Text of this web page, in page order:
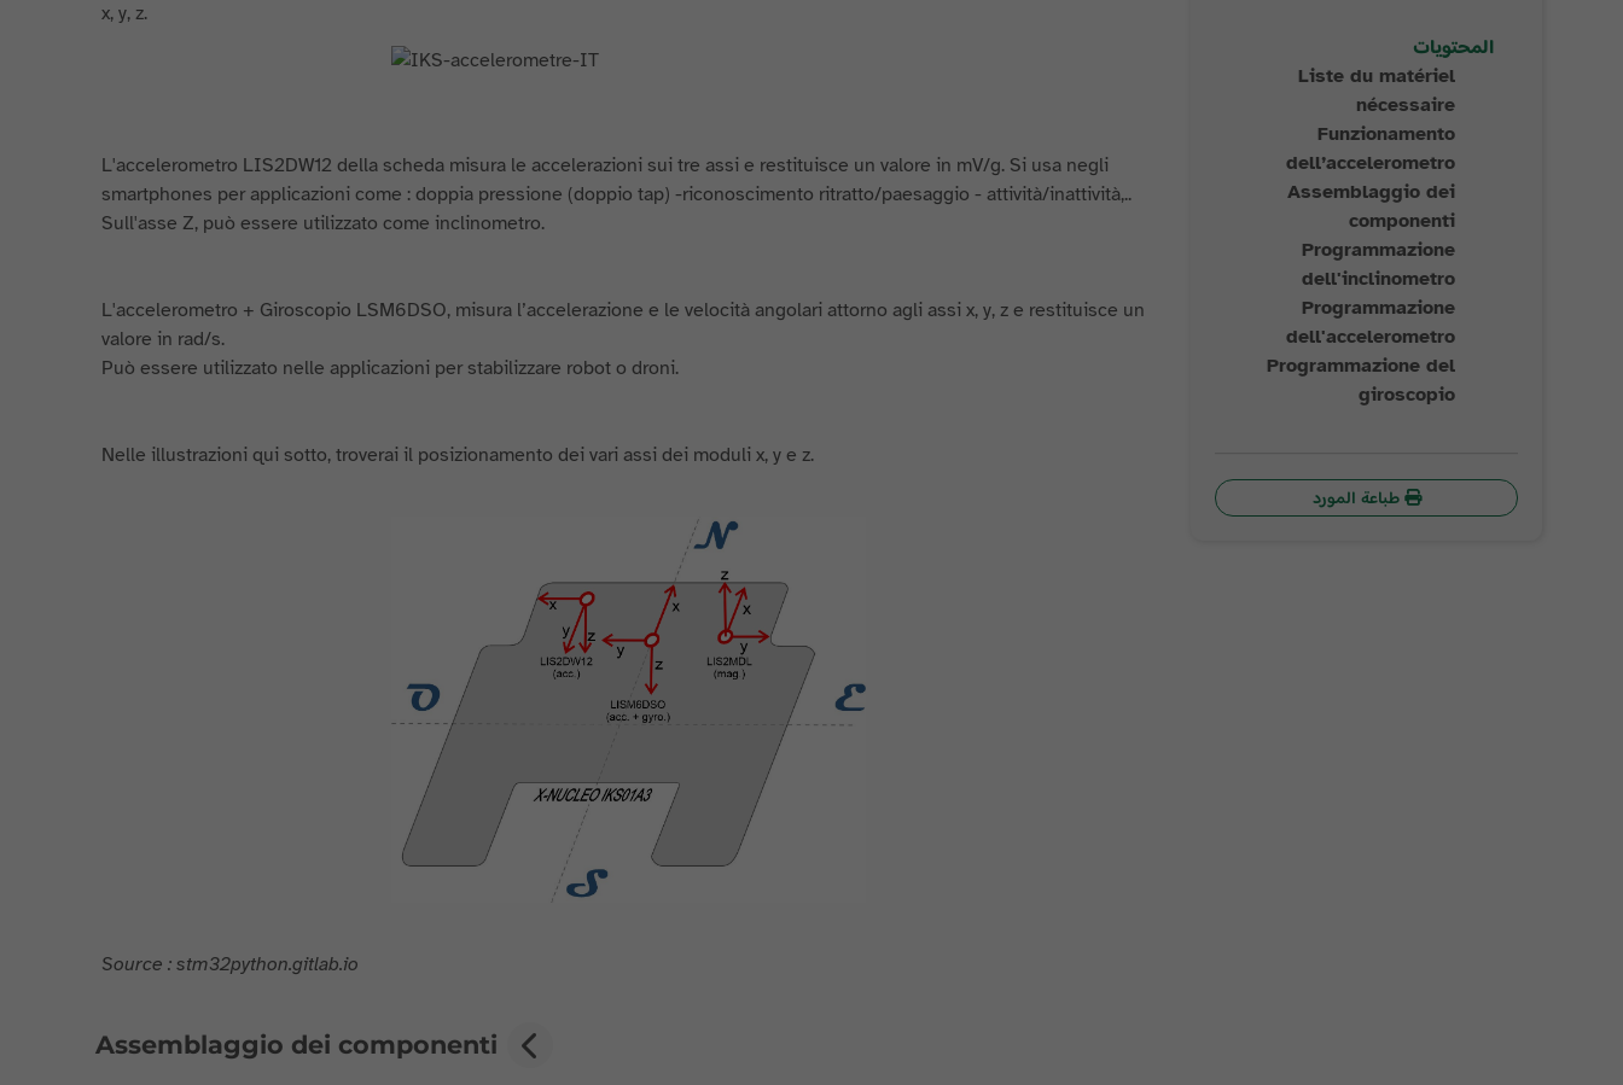
المحتويات
Liste du matériel
nécessaire
Funzionamento
dell’accelerometro
Assemblaggio dei
componenti
Programmazione
dell'inclinometro
Programmazione
dell'accelerometro
Programmazione del
giroscopio
طباعة المورد
x, y, z.
L'accelerometro LIS2DW12 della scheda misura le accelerazioni sui tre assi e restituisce un valore in mV/g. Si usa negli
smartphones per applicazioni come : doppia pressione (doppio tap) -riconoscimento ritratto/paesaggio - attività/inattività,..
Sull'asse Z, può essere utilizzato come inclinometro.
L'accelerometro + Giroscopio LSM6DSO, misura l’accelerazione e le velocità angolari attorno agli assi x, y, z e restituisce un
valore in rad/s.
Può essere utilizzato nelle applicazioni per stabilizzare robot o droni.
Nelle illustrazioni qui sotto, troverai il posizionamento dei vari assi dei moduli x, y e z.
Source : stm32python.gitlab.io
Assemblaggio dei componenti